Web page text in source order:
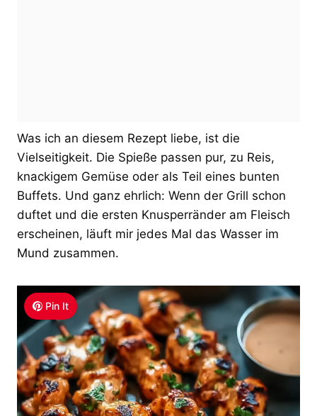
Was ich an diesem Rezept liebe, ist die
Vielseitigkeit. Die Spieße passen pur, zu Reis,
knackigem Gemüse oder als Teil eines bunten
Buffets. Und ganz ehrlich: Wenn der Grill schon
duftet und die ersten Knusperränder am Fleisch
erscheinen, läuft mir jedes Mal das Wasser im
Mund zusammen.
Pin It